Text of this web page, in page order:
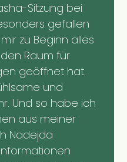
Sitzung bei
gefallen
zu Beginn alles
Raum für
geöffnet hat.
und
Und so habe ich
aus meiner
Nadejda